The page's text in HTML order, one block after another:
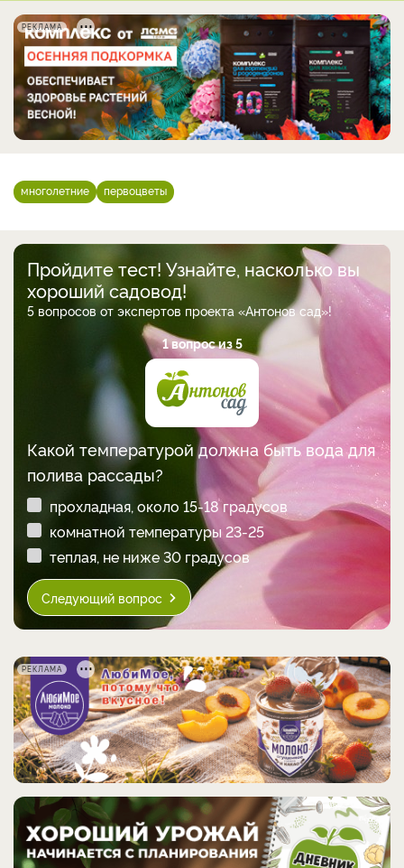
РЕКЛАМА
многолетние первоцветы
Пройдите тест! Узнайте, насколько вы
хороший садовод!
5 вопросов от экспертов проекта «Антонов сад»!
1 вопрос из 5
Какой температурой должна быть вода для
полива рассады?
прохладная, около 15-18 градусов
комнатной температуры 23-25
теплая, не ниже 30 градусов
Следующий вопрос
РЕКЛАМА